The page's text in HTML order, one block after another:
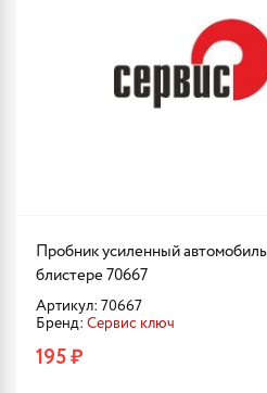
Пробник усиленный
блистере 70667
Артикул: 70667
Бренд: Сервис ключ
195 ₽